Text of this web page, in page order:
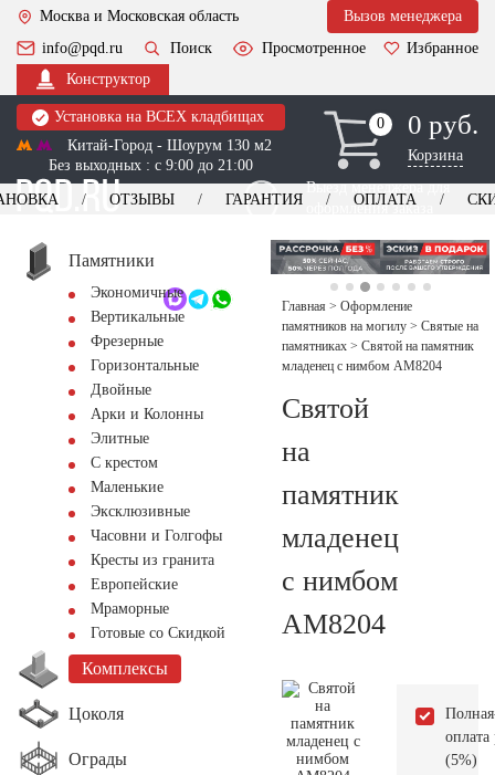
Москва и Московская область
Вызов менеджера
info@pqd.ru
Поиск Просмотренное
Избранное
Конструктор
Установка на ВСЕХ кладбищах
Китай-Город - Шоурум 130 м2
Без выходных : с 9:00 до 21:00
0
0 0 руб.
Корзина
Выезд менеджера для
оформления заказа
+7 (495) 518-44-23
Обратный звонок
ОТЗЫВЫ ГАРАНТИЯ ОПЛАТА
Памятники
Экономичные
Вертикальные
Фрезерные
Горизонтальные
Двойные
Арки и Колонны
Элитные
С крестом
Маленькие
Эксклюзивные
Часовни и Голгофы
Кресты из гранита
Европейские
Мраморные
Готовые со Скидкой
Комплексы
Цоколя
Ограды
Главная > Оформление
памятников на могилу > Святые на
памятниках > Святой на памятник
младенец с нимбом AM8204
Святой
на
памятник
младенец
с нимбом
AM8204
Полная
оплата
(5%)